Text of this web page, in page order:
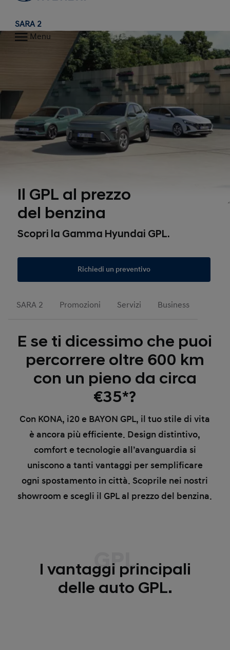
SARA 2
Menu
Il GPL al prezzo
del benzina
Scopri la Gamma Hyundai GPL.
Richiedi un preventivo
SARA 2 Promozioni Servizi Business
E se ti dicessimo che puoi
percorrere oltre 600 km
con un pieno da circa
€35*?
Con KONA, i20 e BAYON GPL, il tuo stile di vita
è ancora più efficiente. Design distintivo,
comfort e tecnologie all’avanguardia si
uniscono a tanti vantaggi per semplificare
ogni spostamento in città. Scoprile nei nostri
showroom e scegli il GPL al prezzo del benzina.
GPL
I vantaggi principali
delle auto GPL.